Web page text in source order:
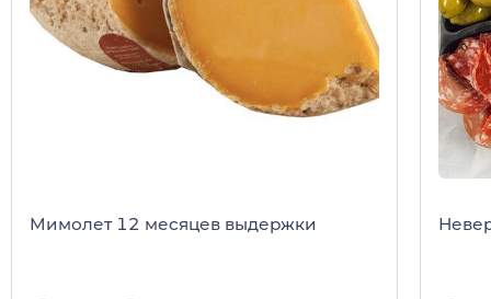
Мимолет 12 месяцев выдержки